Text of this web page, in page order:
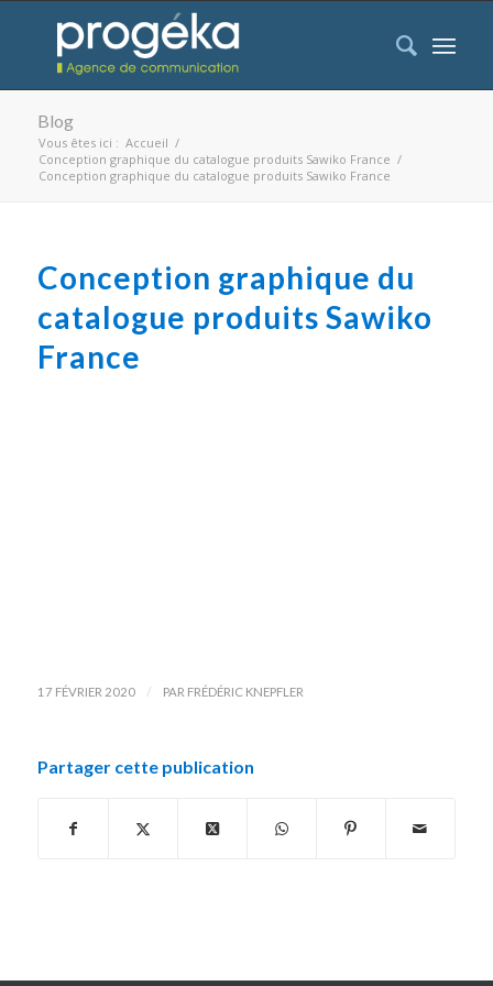
Blog
Vous êtes ici : Accueil /
Conception graphique du catalogue produits Sawiko France /
Conception graphique du catalogue produits Sawiko France
Conception graphique du
catalogue produits Sawiko
France
17 FÉVRIER 2020 / PAR FRÉDÉRIC KNEPFLER
Partager cette publication